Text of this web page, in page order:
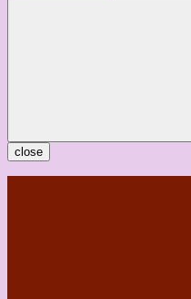
close